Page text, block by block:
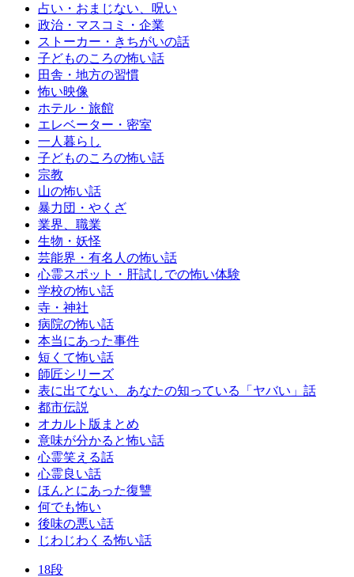
占い・おまじない、呪い
政治・マスコミ・企業
ストーカー・きちがいの話
子どものころの怖い話
田舎・地方の習慣
怖い映像
ホテル・旅館
エレベーター・密室
一人暮らし
子どものころの怖い話
宗教
山の怖い話
暴力団・やくざ
業界、職業
生物・妖怪
芸能界・有名人の怖い話
心霊スポット・肝試しでの怖い体験
学校の怖い話
寺・神社
病院の怖い話
本当にあった事件
短くて怖い話
師匠シリーズ
表に出てない、あなたの知っている「ヤバい」話
都市伝説
オカルト版まとめ
意味が分かると怖い話
心霊笑える話
心霊良い話
ほんとにあった復讐
何でも怖い
後味の悪い話
じわじわくる怖い話
18段